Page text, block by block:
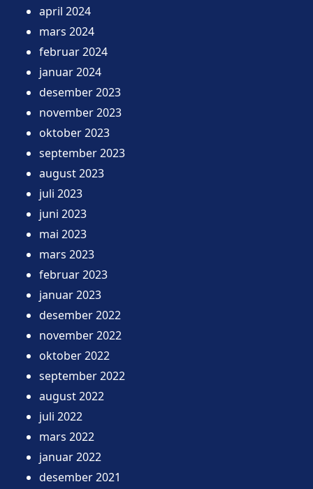
april 2024
mars 2024
februar 2024
januar 2024
desember 2023
november 2023
oktober 2023
september 2023
august 2023
juli 2023
juni 2023
mai 2023
mars 2023
februar 2023
januar 2023
desember 2022
november 2022
oktober 2022
september 2022
august 2022
juli 2022
mars 2022
januar 2022
desember 2021